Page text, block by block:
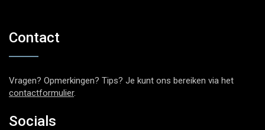
Contact
Vragen? Opmerkingen? Tips? Je kunt ons bereiken via het
contactformulier.
Socials